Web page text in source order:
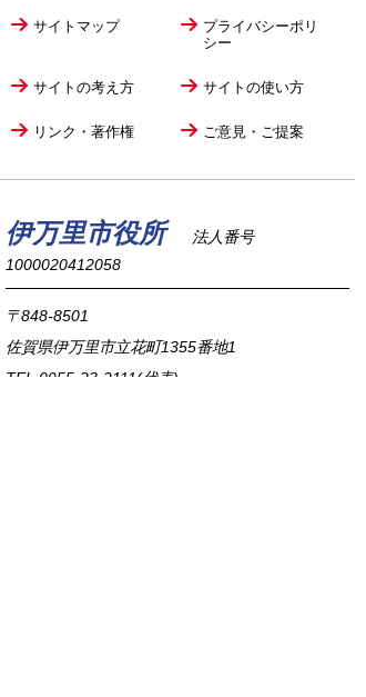
サイトマップ
プライバシーポリ
シー
サイトの考え方 サイトの使い方
リンク・著作権 ご意見・ご提案
伊万里市役所
法人番号
1000020412058
〒848-8501
佐賀県伊万里市立花町1355番地1
TEL 0955-23-2111(代表)